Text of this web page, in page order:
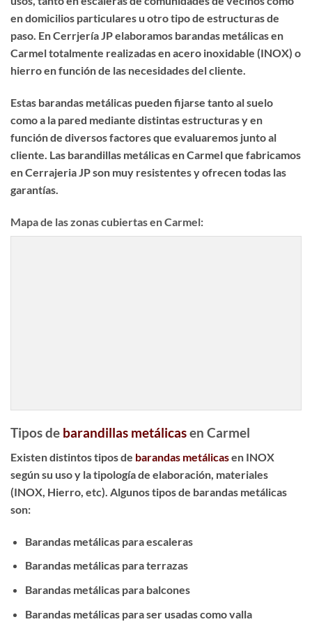
en domicilios particulares u otro tipo de estructuras de
paso. En Cerrjería JP elaboramos barandas metálicasen
Carmel totalmente realizadas en acero inoxidable (INOX) o
hierro en función de las necesidades del cliente.
Estas barandas metálicas pueden fijarse tanto al suelo
como a la pared mediante distintas estructuras y en
función de diversos factores que evaluaremos junto al
cliente. Las barandillas metálicas en Carmelque fabricamos
en Cerrajeria JP son muy resistentes y ofrecen todas las
garantías.
Mapa de las zonas cubiertas en Carmel:
Tipos de barandillas metálicasen Carmel
Existen distintos tipos de barandas metálicasen INOX
según su uso y la tipología de elaboración, materiales
(INOX, Hierro, etc). Algunos tipos de barandas metálicas
son:
Barandas metálicas para escaleras
Barandas metálicas para terrazas
Barandas metálicas para balcones
Barandas metálicas para ser usadas como valla